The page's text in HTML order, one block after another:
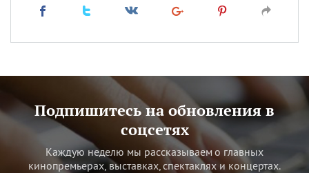
Подпишитесь на обновления в
соцсетях
Каждую неделю мы рассказываем о главных
кинопремьерах, выставках, спектаклях и концертах.